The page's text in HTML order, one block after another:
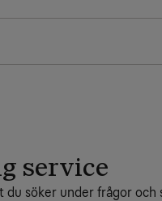
service
söker under frågor och